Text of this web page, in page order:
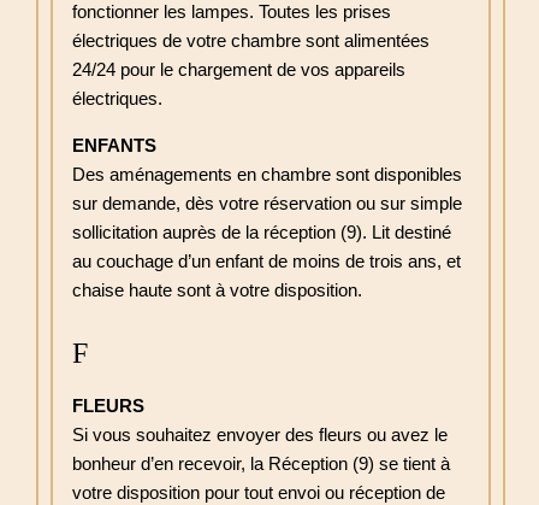
fonctionner les lampes. Toutes les prises
électriques de votre chambre sont alimentées
24/24 pour le chargement de vos appareils
électriques.
ENFANTS
Des aménagements en chambre sont disponibles
sur demande, dès votre réservation ou sur simple
sollicitation auprès de la réception (9). Lit destiné
au couchage d’un enfant de moins de trois ans, et
chaise haute sont à votre disposition.
F
FLEURS
Si vous souhaitez envoyer des fleurs ou avez le
bonheur d’en recevoir, la Réception (9) se tient à
votre disposition pour tout envoi ou réception de
ACCUEIL